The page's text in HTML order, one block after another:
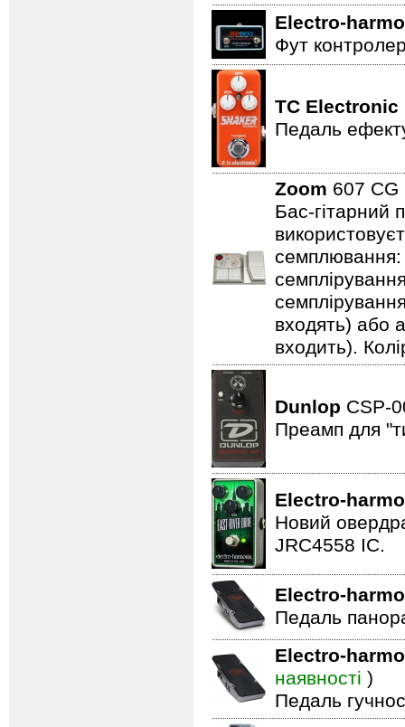
Electro-
Фут
TC Electronic
Педаль
Zoom 607
Бас-гітарний
семплювання:
входять) або
входить).
Dunlop CSP-
Преамп для
Electro-
Новий
JRC4558 IC.
Electro-
Педаль
Electro-
наявності )
Педаль